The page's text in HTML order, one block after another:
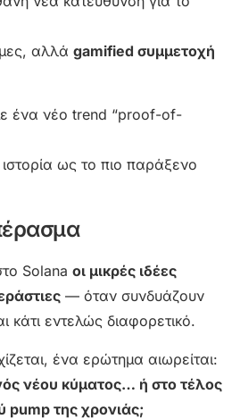
αλλά gamified συμμετοχή
ένα νέο trend “proof-of-
ιστορία ως το πιο παράξενο
Solana οι μικρές ιδέες
— όταν συνδυάζουν
κάτι εντελώς διαφορετικό.
ένα ερώτημα αιωρείται:
νέου κύματος… ή στο τέλος
pump της χρονιάς;